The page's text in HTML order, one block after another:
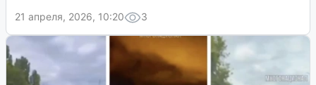
21 апреля, 2026, 10:20
3